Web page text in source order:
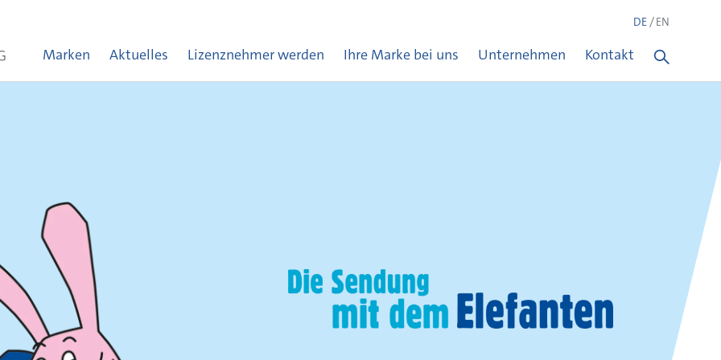
Marken Aktuelles Lizenznehmer werden Ihre Marke bei uns Unternehmen Kontakt
DE EN